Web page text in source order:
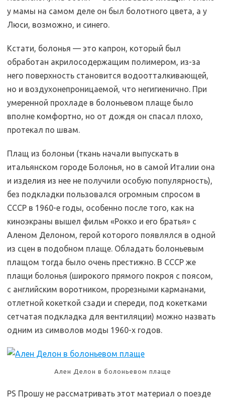
у мамы на самом деле он был болотного цвета, а у
Люси, возможно, и синего.
Кстати, болонья — это капрон, который был
обработан акрилосодержащим полимером, из-за
него поверхность становится водоотталкивающей,
но и воздухонепроницаемой, что негигиенично. При
умеренной прохладе в болоньевом плаще было
вполне комфортно, но от дождя он спасал плохо,
протекал по швам.
Плащ из болоньи (ткань начали выпускать в
итальянском городе Болонья, но в самой Италии она
и изделия из нее не получили особую популярность),
без подкладки пользовался огромным спросом в
СССР в 1960-е годы, особенно после того, как на
киноэкраны вышел фильм «Рокко и его братья» с
Аленом Делоном, герой которого появлялся в одной
из сцен в подобном плаще. Обладать болоньевым
плащом тогда было очень престижно. В СССР же
плащи болонья (широкого прямого покроя с поясом,
с английским воротником, прорезными карманами,
отлетной кокеткой сзади и спереди, под кокетками
сетчатая подкладка для вентиляции) можно назвать
одним из символов моды 1960-х годов.
Ален Делон в болоньевом плаще
PS Прошу не рассматривать этот материал о поезде